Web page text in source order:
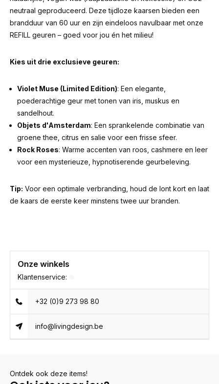
neutraal geproduceerd. Deze tijdloze kaarsen bieden een
brandduur van 60 uur en zijn eindeloos navulbaar met onze
REFILL geuren – goed voor jou én het milieu!
Kies uit drie exclusieve geuren:
Violet Muse (Limited Edition): Een elegante,
poederachtige geur met tonen van iris, muskus en
sandelhout.
Objets d'Amsterdam: Een sprankelende combinatie van
groene thee, citrus en salie voor een frisse sfeer.
Rock Roses: Warme accenten van roos, cashmere en leer
voor een mysterieuze, hypnotiserende geurbeleving.
Tip: Voor een optimale verbranding, houd de lont kort en laat
de kaars de eerste keer minstens twee uur branden.
Onze winkels
Klantenservice:
+32 (0)9 273 98 80
info@livingdesign.be
Ontdek ook deze items!